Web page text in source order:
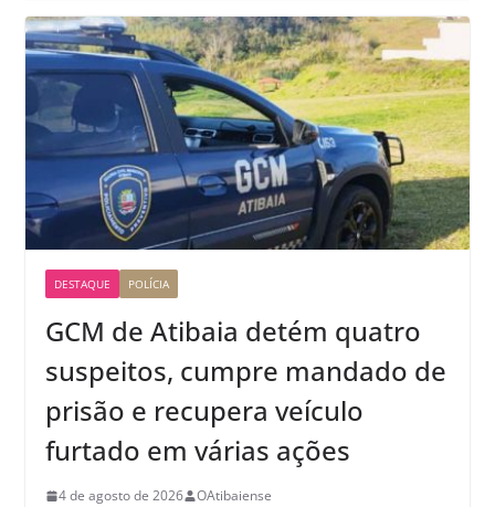
DESTAQUE POLÍCIA
GCM de Atibaia detém quatro
suspeitos, cumpre mandado de
prisão e recupera veículo
furtado em várias ações
4 de agosto de 2026 OAtibaiense